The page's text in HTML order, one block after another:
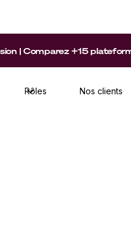
Rôles Nos clients
| Comparez +15